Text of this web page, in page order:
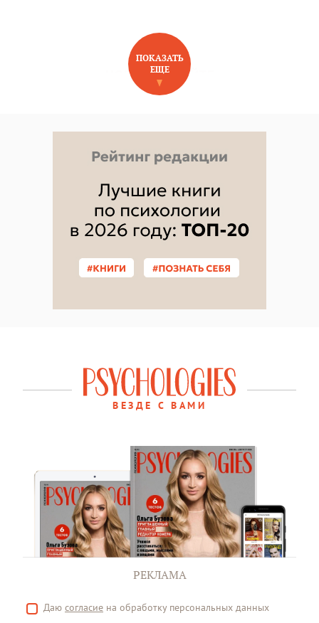
НОВОЕ НА САЙТЕ
ПОКАЗАТЬ
ЕЩЕ
ВЕЗДЕ С ВАМИ
РЕКЛАМА
Даю согласие на обработку персональных данных